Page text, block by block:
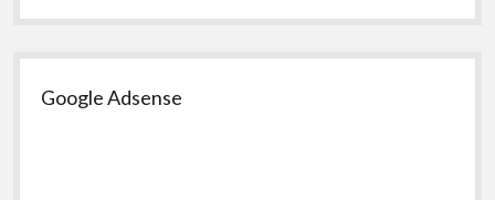
Google Adsense